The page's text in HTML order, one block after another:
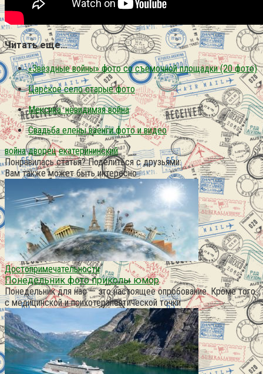
Читать еще…
«Звёздные войны» фото со съёмочной площадки (20 фото)
Царское село старые фото
Мексика. невидимая война
Свадьба елены ваенги фото и видео
война дворец екатерининский
Понравилась статья? Поделиться с друзьями:
Вам также может быть интересно
Достопримечательности
Понедельник фото приколы юмор
Понедельник для нас — это настоящее опробование. Кроме того
с медицинской и психотерапевтической точки